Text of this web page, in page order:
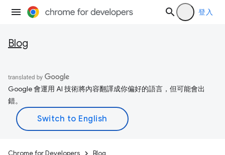
登入
Blog
Google 會運用 AI 技術將內容翻譯成你偏好的語言，但可能會出
錯。
Chrome for Developers Blog